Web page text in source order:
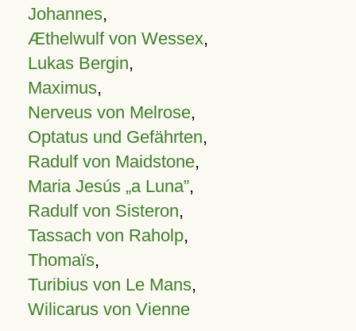
Johannes,
Æthelwulf von Wessex,
Lukas Bergin,
Maximus,
Nerveus von Melrose,
Optatus und Gefährten,
Radulf von Maidstone,
Maria Jesús „a Luna”,
Radulf von Sisteron,
Tassach von Raholp,
Thomaïs,
Turibius von Le Mans,
Wilicarus von Vienne